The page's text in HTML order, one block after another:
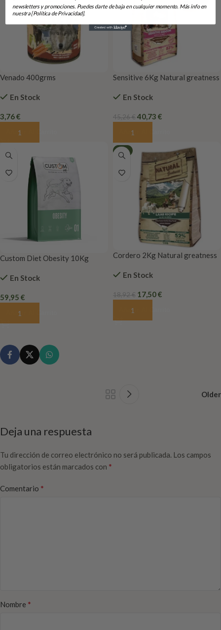
Venado 400grms
En Stock
3,76€
Añadir Al Carrito
Sensitive 6Kg Natural greatness
En Stock
45,26€40,73 €
Añadir Al Carrito
Custom Diet Obesity 10Kg
En Stock
59,95 €
Añadir Al Carrito
-8%
Cordero 2Kg Natural greatness
En Stock
18,92€ 17,50€
Añadir Al Carrito
Older
Deja una respuesta
Tu dirección de correo electrónico no será publicada. Los campos
obligatorios están marcados con *
Comentario *
Nombre *
newsletters y promociones. Puedes darte de baja en cualquier momento. Más info en
nuestra [Política de Privacidad].